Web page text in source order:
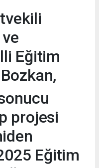
Eğitim
projesi
Eğitim